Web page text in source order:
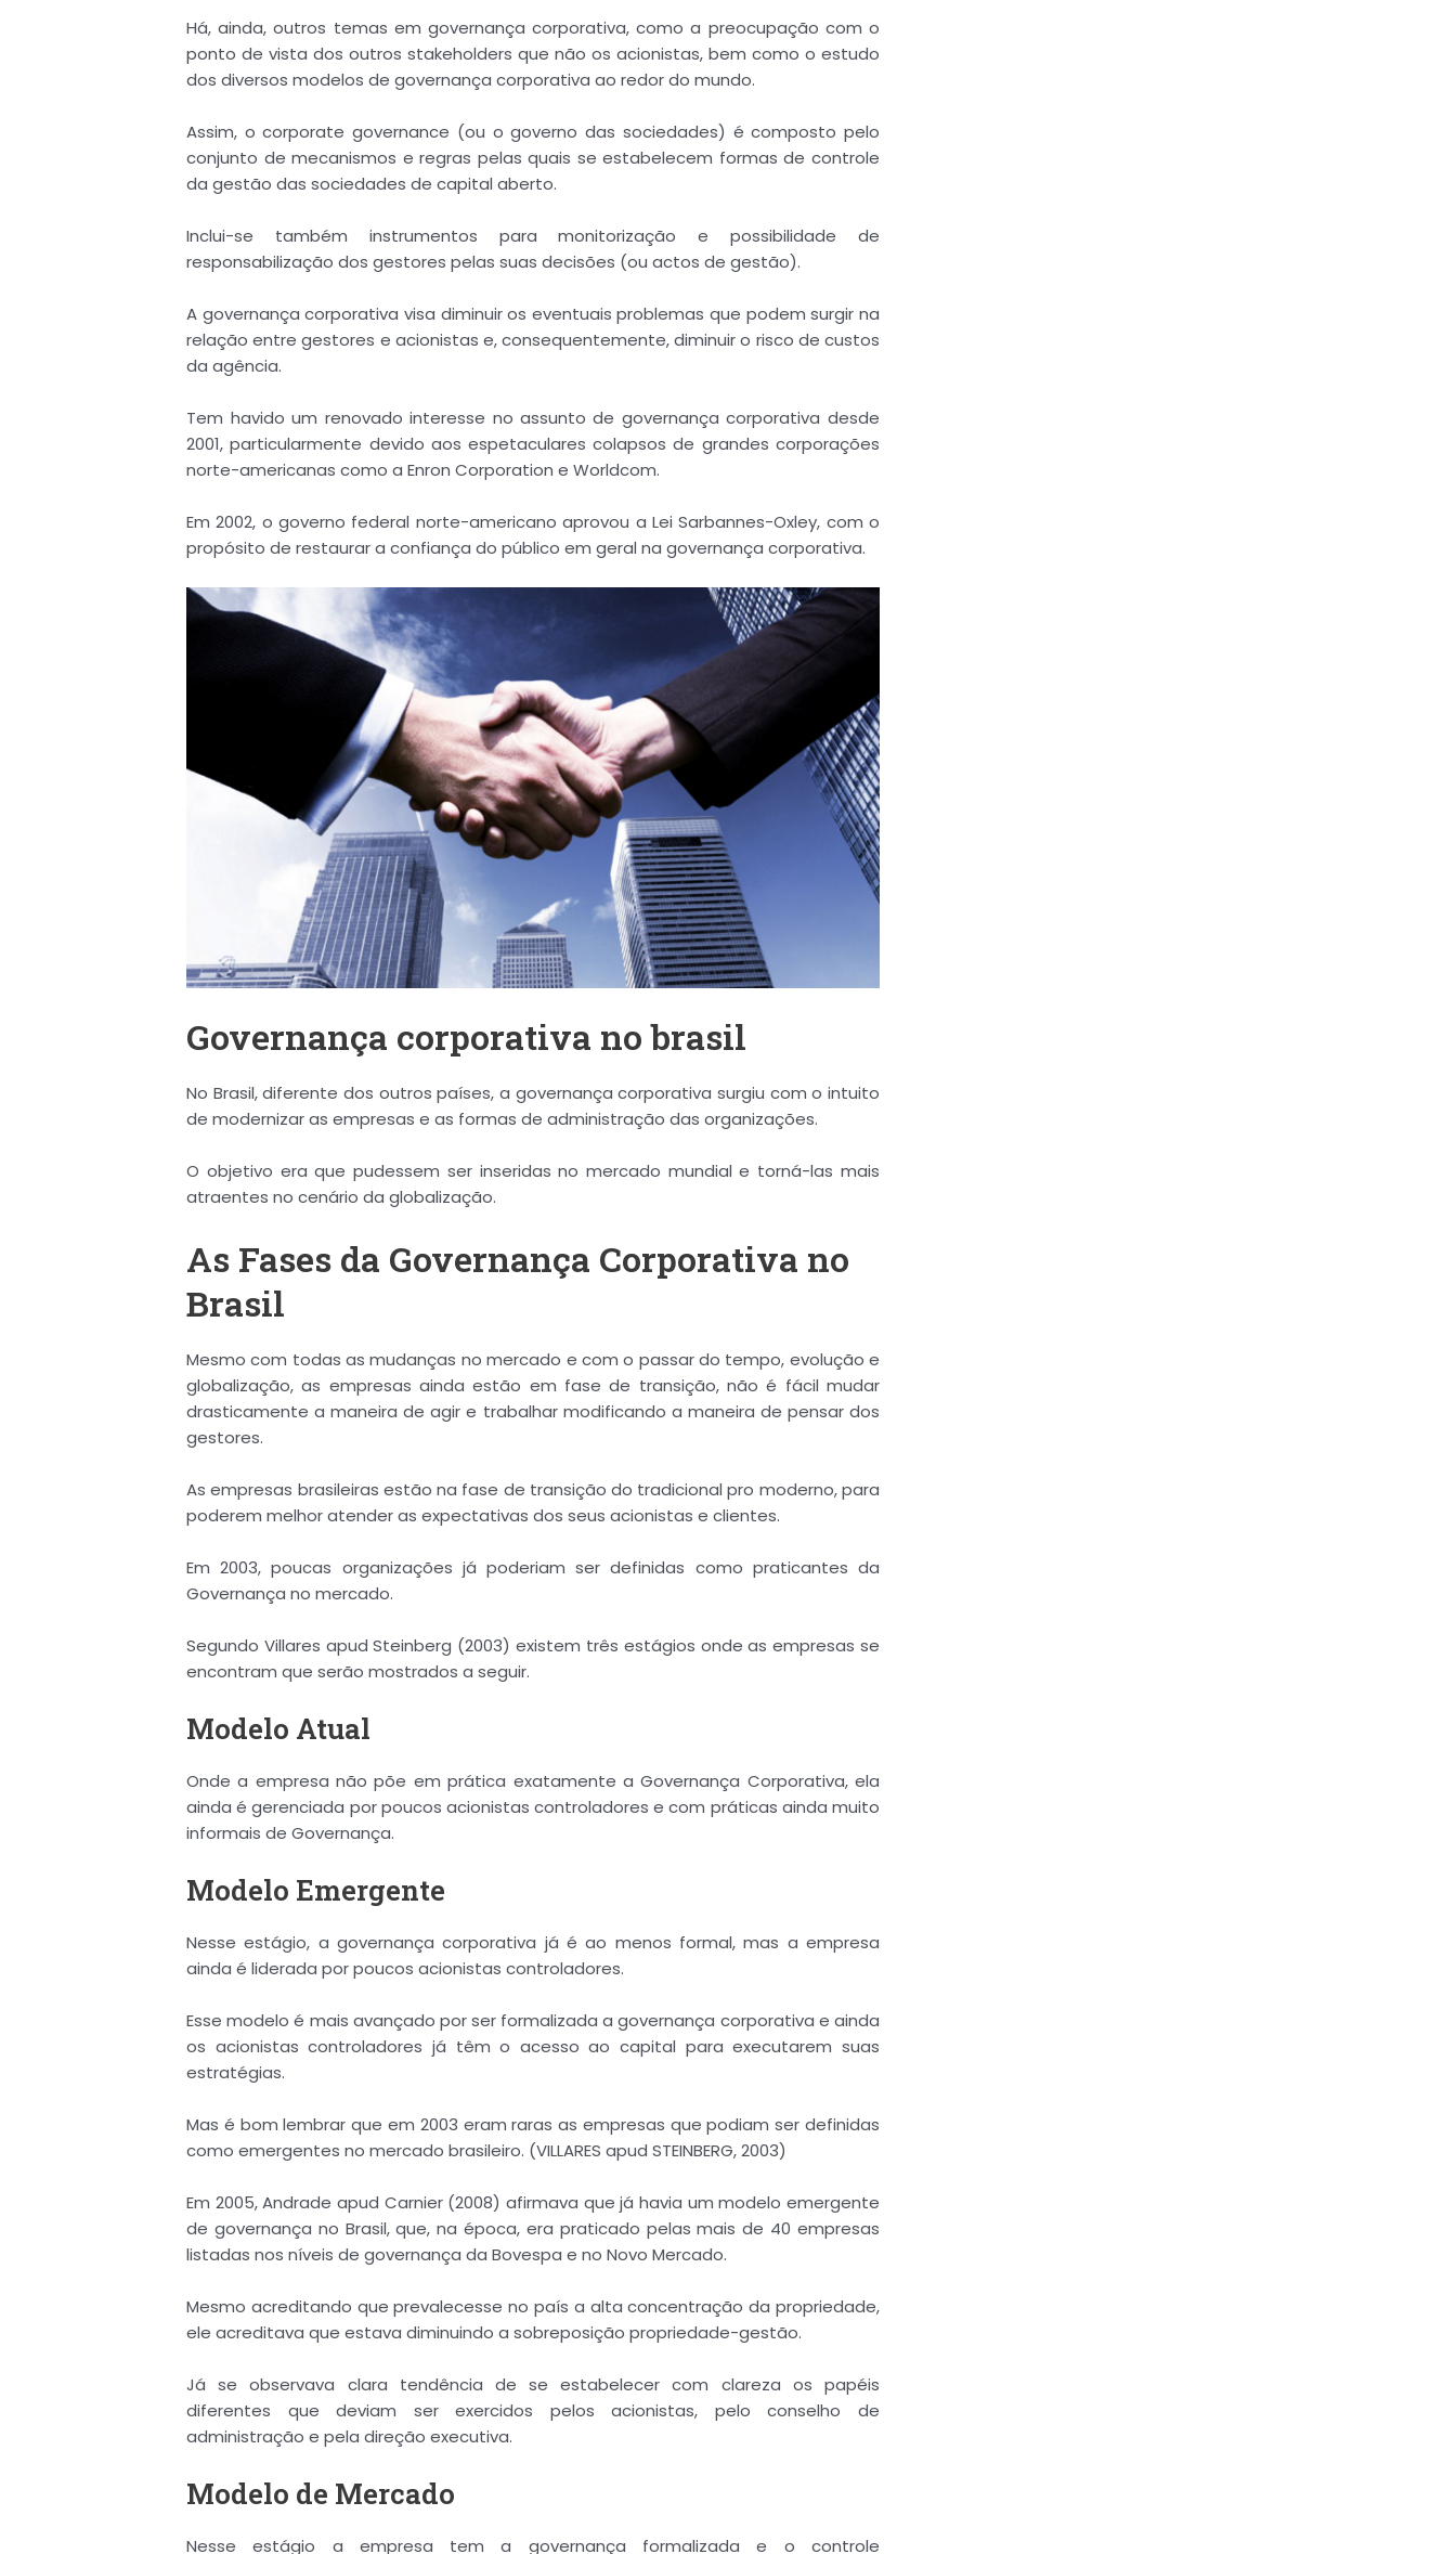
Há, ainda, outros temas em governança corporativa, como a preocupação com o
ponto de vista dos outros stakeholders que não os acionistas, bem como o estudo
dos diversos modelos de governança corporativa ao redor do mundo.
Assim, o corporate governance (ou o governo das sociedades) é composto pelo
conjunto de mecanismos e regras pelas quais se estabelecem formas de controle
da gestão das sociedades de capital aberto.
Inclui-se também instrumentos para monitorização e possibilidade de
responsabilização dos gestores pelas suas decisões (ou actos de gestão).
A governança corporativa visa diminuir os eventuais problemas que podem surgir na
relação entre gestores e acionistas e, consequentemente, diminuir o risco de custos
da agência.
Tem havido um renovado interesse no assunto de governança corporativa desde
2001, particularmente devido aos espetaculares colapsos de grandes corporações
norte-americanas como a Enron Corporation e Worldcom.
Em 2002, o governo federal norte-americano aprovou a Lei Sarbannes-Oxley, com o
propósito de restaurar a confiança do público em geral na governança corporativa.
Governança corporativa no brasil
No Brasil, diferente dos outros países, a governança corporativa surgiu com o intuito
de modernizar as empresas e as formas de administração das organizações.
O objetivo era que pudessem ser inseridas no mercado mundial e torná-las mais
atraentes no cenário da globalização.
As Fases da Governança Corporativa no
Brasil
Mesmo com todas as mudanças no mercado e com o passar do tempo, evolução e
globalização, as empresas ainda estão em fase de transição, não é fácil mudar
drasticamente a maneira de agir e trabalhar modificando a maneira de pensar dos
gestores.
As empresas brasileiras estão na fase de transição do tradicional pro moderno, para
poderem melhor atender as expectativas dos seus acionistas e clientes.
Em 2003, poucas organizações já poderiam ser definidas como praticantes da
Governança no mercado.
Segundo Villares apud Steinberg (2003) existem três estágios onde as empresas se
encontram que serão mostrados a seguir.
Modelo Atual
Onde a empresa não põe em prática exatamente a Governança Corporativa, ela
ainda é gerenciada por poucos acionistas controladores e com práticas ainda muito
informais de Governança.
Modelo Emergente
Nesse estágio, a governança corporativa já é ao menos formal, mas a empresa
ainda é liderada por poucos acionistas controladores.
Esse modelo é mais avançado por ser formalizada a governança corporativa e ainda
os acionistas controladores já têm o acesso ao capital para executarem suas
estratégias.
Mas é bom lembrar que em 2003 eram raras as empresas que podiam ser definidas
como emergentes no mercado brasileiro. (VILLARES apud STEINBERG, 2003)
Em 2005, Andrade apud Carnier (2008) afirmava que já havia um modelo emergente
de governança no Brasil, que, na época, era praticado pelas mais de 40 empresas
listadas nos níveis de governança da Bovespa e no Novo Mercado.
Mesmo acreditando que prevalecesse no país a alta concentração da propriedade,
ele acreditava que estava diminuindo a sobreposição propriedade-gestão.
Já se observava clara tendência de se estabelecer com clareza os papéis
diferentes que deviam ser exercidos pelos acionistas, pelo conselho de
administração e pela direção executiva.
Modelo de Mercado
Nesse estágio a empresa tem a governança formalizada e o controle
Dificuldade deMensurar
Desempenho dos Colaboradores?
Baixe a Planilha de Avaliação de Desempenho!
E-mail: